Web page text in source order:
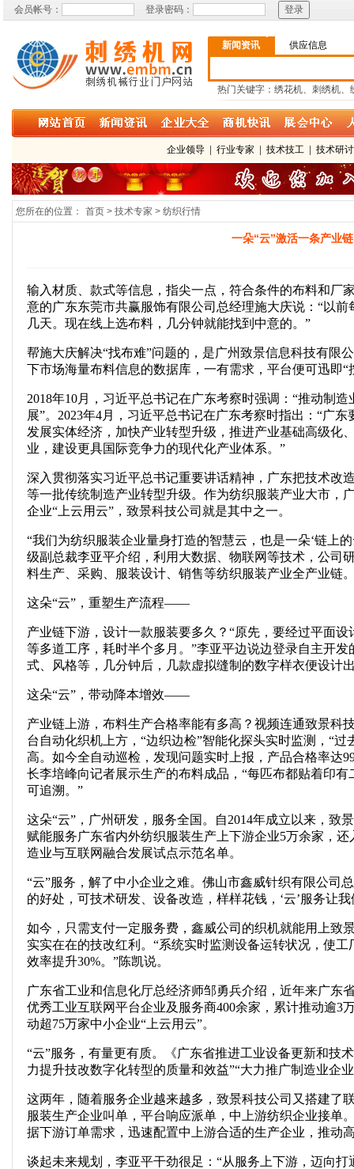
会员帐号： 登录密码：
新闻资讯 供应信息
热门关键字：绣花机、刺绣机、
企业领导 行业专家 技术技工 技术研
您所在的位置： 首页 > 技术专家 > 纺织行情
一朵“云”激活一条产业链
输入材质、款式等信息，指尖一点，符合条件的布料和厂
意的广东东莞市共赢服饰有限公司总经理施大庆说：“以
几天。现在线上选布料，几分钟就能找到中意的。”
帮施大庆解决“找布难”问题的，是广州致景信息科技有限
下市场海量布料信息的数据库，一有需求，平台便可迅即“
2018年10月，习近平总书记在广东考察时强调：“推动制
展”。2023年4月，习近平总书记在广东考察时指出：“广
发展实体经济，加快产业转型升级，推进产业基础高级化
业，建设更具国际竞争力的现代化产业体系。”
深入贯彻落实习近平总书记重要讲话精神，广东把技术改
等一批传统制造产业转型升级。作为纺织服装产业大市，
企业“上云用云”，致景科技公司就是其中之一。
“我们为纺织服装企业量身打造的智慧云，也是一朵‘链上
级副总裁李亚平介绍，利用大数据、物联网等技术，公司
料生产、采购、服装设计、销售等纺织服装产业全产业链
这朵“云”，重塑生产流程——
产业链下游，设计一款服装要多久？“原先，要经过平面
等多道工序，耗时半个多月。”李亚平边说边登录自主开
式、风格等，几分钟后，几款虚拟缝制的数字样衣便设计
这朵“云”，带动降本增效——
产业链上游，布料生产合格率能有多高？视频连通致景科
台自动化织机上方，“边织边检”智能化探头实时监测，“
高。如今全自动巡检，发现问题实时上报，产品合格率达
长李培峰向记者展示生产的布料成品，“每匹布都贴着印
可追溯。”
这朵“云”，广州研发，服务全国。自2014年成立以来，致
赋能服务广东省内外纺织服装生产上下游企业5万余家，
造业与互联网融合发展试点示范名单。
“云”服务，解了中小企业之难。佛山市鑫威针织有限公司
的好处，可技术研发、设备改造，样样花钱，‘云’服务让
如今，只需支付一定服务费，鑫威公司的织机就能用上致
实实在在的技改红利。“系统实时监测设备运转状况，使
效率提升30%。”陈凯说。
广东省工业和信息化厅总经济师邹勇兵介绍，近年来广东
优秀工业互联网平台企业及服务商400余家，累计推动逾3
动超75万家中小企业“上云用云”。
“云”服务，有量更有质。《广东省推进工业设备更新和技
力提升技改数字化转型的质量和效益”“大力推广制造业企
这两年，随着服务企业越来越多，致景科技公司又搭建了
服装生产企业叫单，平台响应派单，中上游纺织企业接单
据下游订单需求，迅速配置中上游合适的生产企业，推动
谈起未来规划，李亚平干劲很足：“从服务上下游，迈向